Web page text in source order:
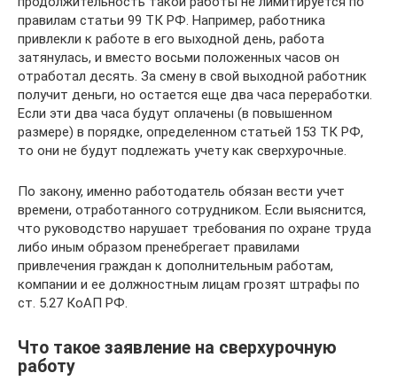
правилам статьи 99 ТК РФ. Например, работника
привлекли к работе в его выходной день, работа
затянулась, и вместо восьми положенных часов он
отработал десять. За смену в свой выходной работник
получит деньги, но остается еще два часа переработки.
Если эти два часа будут оплачены (в повышенном
размере) в порядке, определенном статьей 153 ТК РФ,
то они не будут подлежать учету как сверхурочные.
По закону, именно работодатель обязан вести учет
времени, отработанного сотрудником. Если выяснится,
что руководство нарушает требования по охране труда
либо иным образом пренебрегает правилами
привлечения граждан к дополнительным работам,
компании и ее должностным лицам грозят штрафы по
ст. 5.27 КоАП РФ.
Что такое заявление на сверхурочную
работу